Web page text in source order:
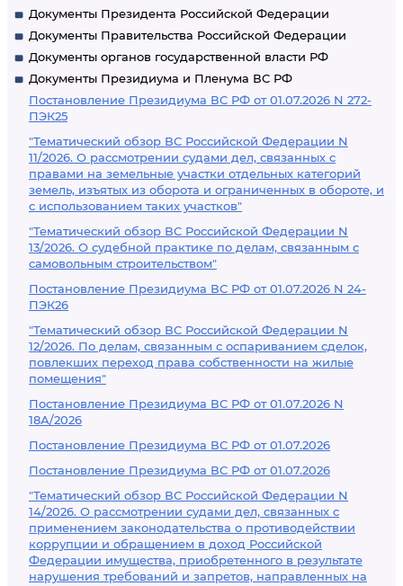
Документы Президента Российской Федерации
Документы Правительства Российской Федерации
Документы органов государственной власти РФ
Документы Президиума и Пленума ВС РФ
Постановление Президиума ВС РФ от 01.07.2026 N 272-
ПЭК25
"Тематический обзор ВС Российской Федерации N
11/2026. О рассмотрении судами дел, связанных с
правами на земельные участки отдельных категорий
земель, изъятых из оборота и ограниченных в обороте, и
с использованием таких участков"
"Тематический обзор ВС Российской Федерации N
13/2026. О судебной практике по делам, связанным с
самовольным строительством"
Постановление Президиума ВС РФ от 01.07.2026 N 24-
ПЭК26
"Тематический обзор ВС Российской Федерации N
12/2026. По делам, связанным с оспариванием сделок,
повлекших переход права собственности на жилые
помещения"
Постановление Президиума ВС РФ от 01.07.2026 N
18А/2026
Постановление Президиума ВС РФ от 01.07.2026
Постановление Президиума ВС РФ от 01.07.2026
"Тематический обзор ВС Российской Федерации N
14/2026. О рассмотрении судами дел, связанных с
применением законодательства о противодействии
коррупции и обращением в доход Российской
Федерации имущества, приобретенного в результате
нарушения требований и запретов, направленных на